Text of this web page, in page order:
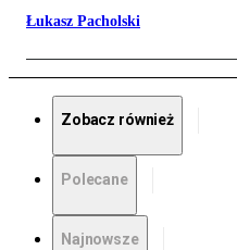
Łukasz Pacholski
Zobacz również
Polecane
Najnowsze